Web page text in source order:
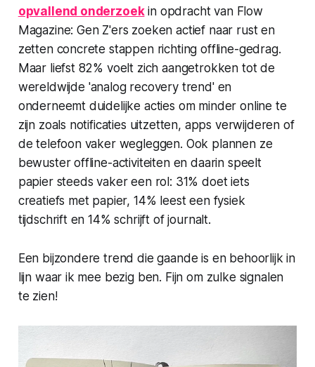
opvallend onderzoekin opdracht van Flow
Magazine: Gen Z'ers zoeken actief naar rust en
zetten concrete stappen richting offline-gedrag.
Maar liefst 82% voelt zich aangetrokken tot de
wereldwijde 'analog recovery trend' en
onderneemt duidelijke acties om minder online te
zijn zoals notificaties uitzetten, apps verwijderen of
de telefoon vaker wegleggen. Ook plannen ze
bewuster offline-activiteiten en daarin speelt
papier steeds vaker een rol: 31% doet iets
creatiefs met papier, 14% leest een fysiek
tijdschrift en 14% schrijft of journalt.
Een bijzondere trend die gaande is en behoorlijk in
lijn waar ik mee bezig ben. Fijn om zulke signalen
te zien!